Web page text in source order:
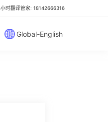
时翻译管家: 18142666316
Global-English